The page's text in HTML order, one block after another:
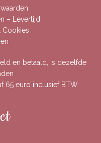
– Levertijd
Cookies
en betaald, is dezelfde
65 euro inclusief BTW